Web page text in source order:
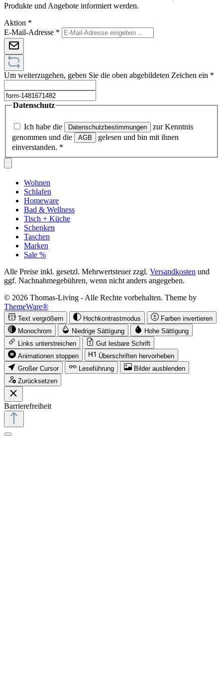
Produkte und Angebote informiert werden.
Aktion *
E-Mail-Adresse *
Um weiterzugehen, geben Sie die oben abgebildeten Zeichen ein *
Datenschutz
Ich habe die Datenschutzbestimmungen
zur Kenntnis
genommen und die
AGB
gelesen und bin mit ihnen
einverstanden. *
Wohnen
Schlafen
Homeware
Bad & Wellness
Tisch + Küche
Schenken
Taschen
Marken
Sale %
Alle Preise inkl. gesetzl. Mehrwertsteuer zzgl. Versandkosten und
ggf. Nachnahmegebühren, wenn nicht anders angegeben.
© 2026 Thomas-Living - Alle Rechte vorbehalten. Theme by
ThemeWare®
Text vergrößern Hochkontrastmodus
Farben invertieren
Monochrom
Niedrige Sättigung
Hohe Sättigung
Links unterstreichen
Gut lesbare Schrift
Animationen stoppen
Überschriften hervorheben
Großer Cursor
Leseführung
Bilder ausblenden
Zurücksetzen
Barrierefreiheit